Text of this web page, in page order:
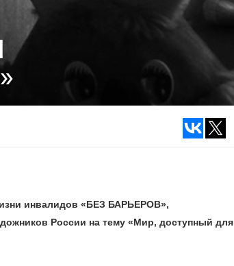
инвалидов «БЕЗ БАРЬЕРОВ»,
России на тему «Мир, доступный для